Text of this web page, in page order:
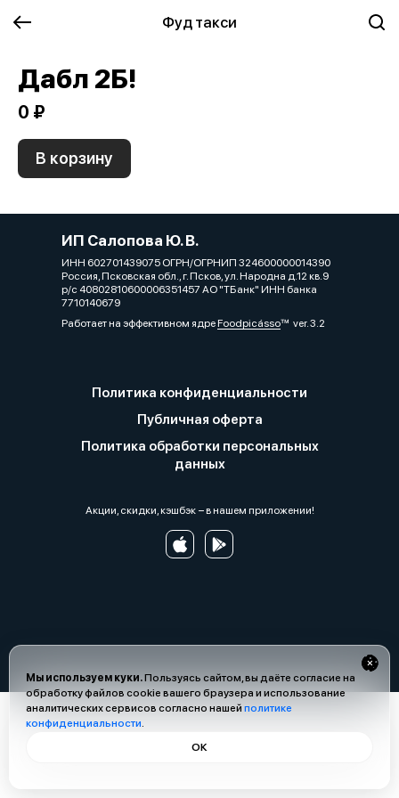
Фуд такси
Мы используем куки.Пользуясь сайтом, вы даёте согласие на
обработку файлов cookie вашего браузера и использование
аналитических сервисов согласно нашей политике
конфиденциальности.
ОК
Дабл 2Б!
0 ₽
В корзину
ИП Салопова Ю. В.
ИНН 602701439075 ОГРН/ОГРНИП 324600000014390
Россия, Псковская обл., г. Псков, ул. Народна д.12 кв.9
р/с 40802810600006351457 АО "ТБанк" ИНН банка
7710140679
Работает на эффективном ядреFoodpicássover. 3.2
Политика конфиденциальности
Публичная оферта
Политика обработки персональных
данных
Акции, скидки, кэшбэк − в нашем приложении!